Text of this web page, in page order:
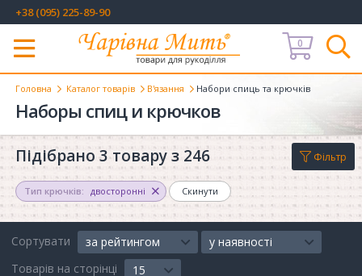
+38 (095) 225-89-90
Меню
0
Головна Каталог товарів В'язання Набори спиць та крючків
Наборы спиц и крючков
Підібрано 3 товару з 246
Тип крючків: двосторонні Скинути
Сортувати за рейтингом
у наявності
Товарів на сторінці
15
Фільтр